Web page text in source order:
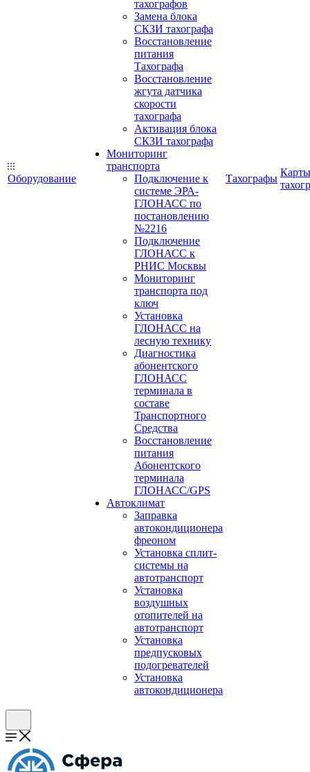
Оборудование
тахографов
Замена блока
СКЗИ тахографа
Восстановление
питания
Тахографа
Восстановление
жгута датчика
скорости
тахографа
Активация блока
СКЗИ тахографа
Мониторинг
транспорта
Подключение к
системе ЭРА-
ГЛОНАСС по
постановлению
№2216
Подключение
ГЛОНАСС к
РНИС Москвы
Мониторинг
транспорта под
ключ
Установка
ГЛОНАСС на
лесную технику
Диагностика
абонентского
ГЛОНАСС
терминала в
составе
Транспортного
Средства
Восстановление
питания
Абонентского
терминала
ГЛОНАСС/GPS
Автоклимат
Заправка
автокондиционера
фреоном
Установка сплит-
системы на
автотранспорт
Установка
воздушных
отопителей на
автотранспорт
Установка
предпусковых
подогревателей
Установка
автокондиционера
Тахографы
Карты